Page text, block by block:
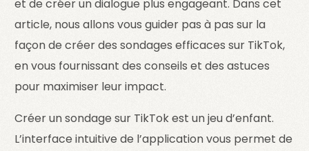
et de créer un dialogue plus engageant. Dans cet
article, nous allons vous guider pas à pas sur la
façon de créer des sondages efficaces sur TikTok,
en vous fournissant des conseils et des astuces
pour maximiser leur impact.
Créer un sondage sur TikTok est un jeu d’enfant.
L’interface intuitive de l’application vous permet de